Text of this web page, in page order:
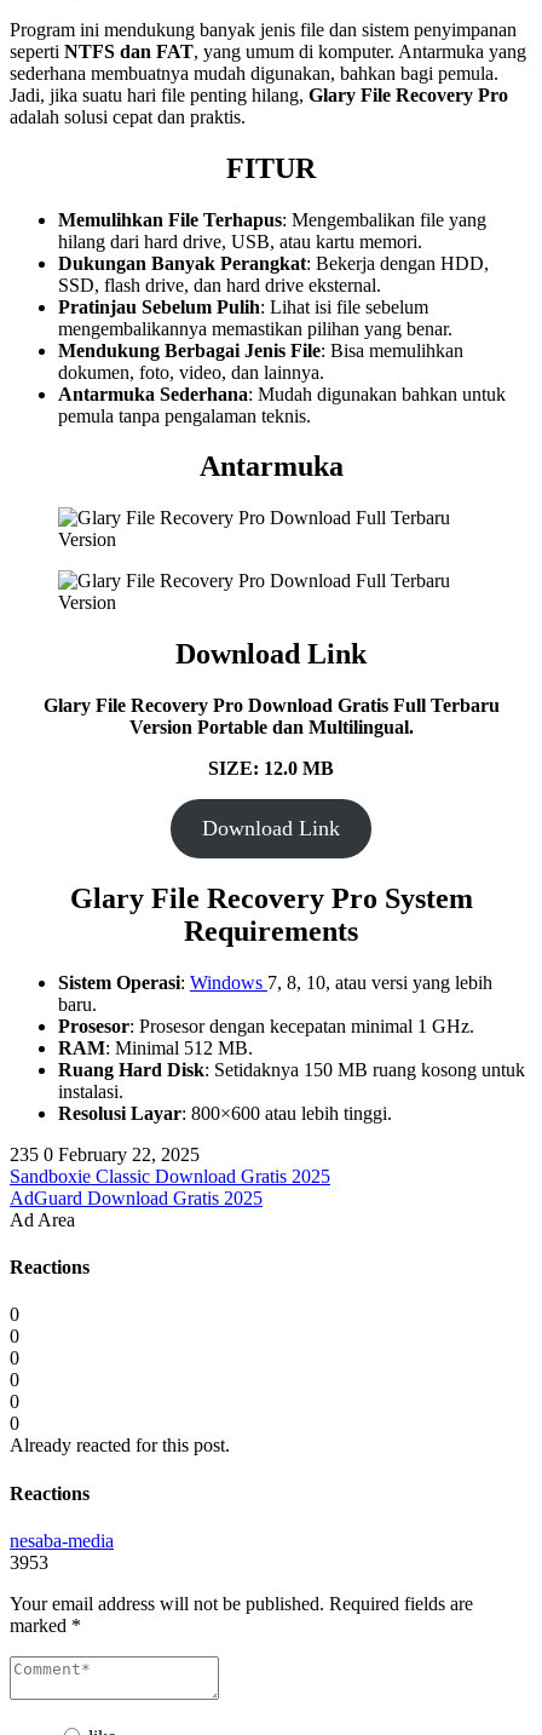
Program ini mendukung banyak jenis file dan sistem penyimpanan
seperti NTFS dan FAT, yang umum di komputer. Antarmuka yang
sederhana membuatnya mudah digunakan, bahkan bagi pemula.
Jadi, jika suatu hari file penting hilang, Glary File Recovery Pro
adalah solusi cepat dan praktis.
FITUR
Memulihkan File Terhapus: Mengembalikan file yang
hilang dari hard drive, USB, atau kartu memori.
Dukungan Banyak Perangkat: Bekerja dengan HDD,
SSD, flash drive, dan hard drive eksternal.
Pratinjau Sebelum Pulih: Lihat isi file sebelum
mengembalikannya memastikan pilihan yang benar.
Mendukung Berbagai Jenis File: Bisa memulihkan
dokumen, foto, video, dan lainnya.
Antarmuka Sederhana: Mudah digunakan bahkan untuk
pemula tanpa pengalaman teknis.
Antarmuka
Download Link
Glary File Recovery Pro Download Gratis Full Terbaru
Version Portable dan Multilingual.
SIZE: 12.0 MB
Download Link
Glary File Recovery Pro System
Requirements
Sistem Operasi: Windows 7, 8, 10, atau versi yang lebih
baru.
Prosesor: Prosesor dengan kecepatan minimal 1 GHz.
RAM: Minimal 512 MB.
Ruang Hard Disk: Setidaknya 150 MB ruang kosong untuk
instalasi.
Resolusi Layar: 800×600 atau lebih tinggi.
235 0 February 22, 2025
Sandboxie Classic Download Gratis 2025
AdGuard Download Gratis 2025
Ad Area
Reactions
0
0
0
0
0
0
Already reacted for this post.
Reactions
nesaba-media
3953
Your email address will not be published. Required fields are
marked *